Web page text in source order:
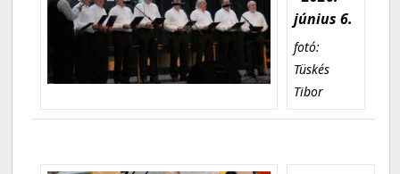
június 6.
fotó:
Tüskés
Tibor